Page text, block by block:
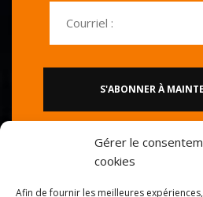
Gérer le
cookies
Afin de fournir les meilleures
S'ABONNER À
ou
Appelez-nous